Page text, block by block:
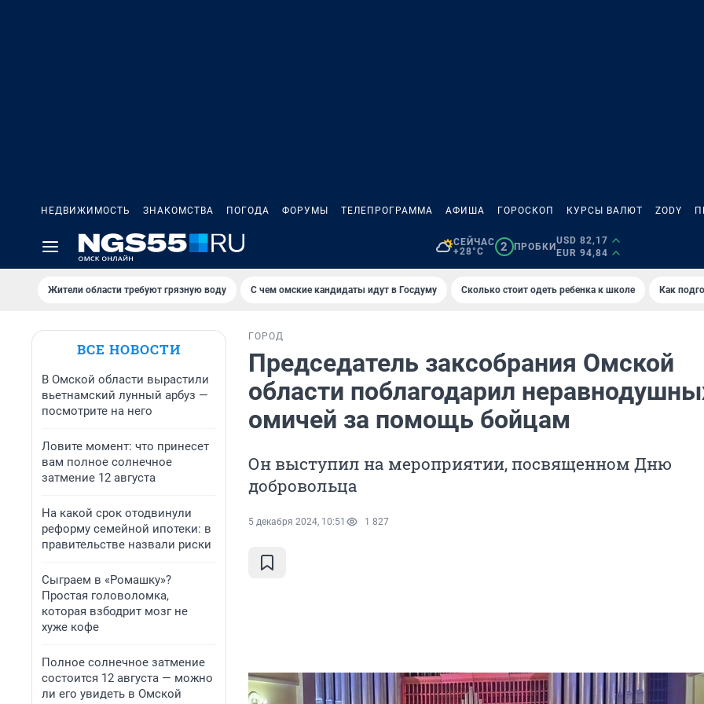
НЕДВИЖИМОСТЬ ЗНАКОМСТВА ПОГОДА ФОРУМЫ ТЕЛЕПРОГРАММА АФИША ГОРОСКОП КУРСЫ ВАЛЮТ ZODY
СЕЙЧАС
+28°C
2 ПРОБКИ
USD 82,17
EUR 94,84
Жители области требуют грязную воду С чем омские кандидаты идут в Госдуму Сколько стоит одеть ребенка к школе Как
ВСЕ НОВОСТИ
В Омской области вырастили
вьетнамский лунный арбуз —
посмотрите на него
Ловите момент: что принесет
вам полное солнечное
затмение 12 августа
На какой срок отодвинули
реформу семейной ипотеки: в
правительстве назвали риски
Сыграем в «Ромашку»?
Простая головоломка,
которая взбодрит мозг не
хуже кофе
Полное солнечное затмение
состоится 12 августа — можно
ли его увидеть в Омской
ГОРОД
Председатель заксобрания Омской
области поблагодарил
омичей за помощь бойцам
Он выступил на мероприятии, посвященном Дню
добровольца
5 декабря 2024, 10:51 1 827